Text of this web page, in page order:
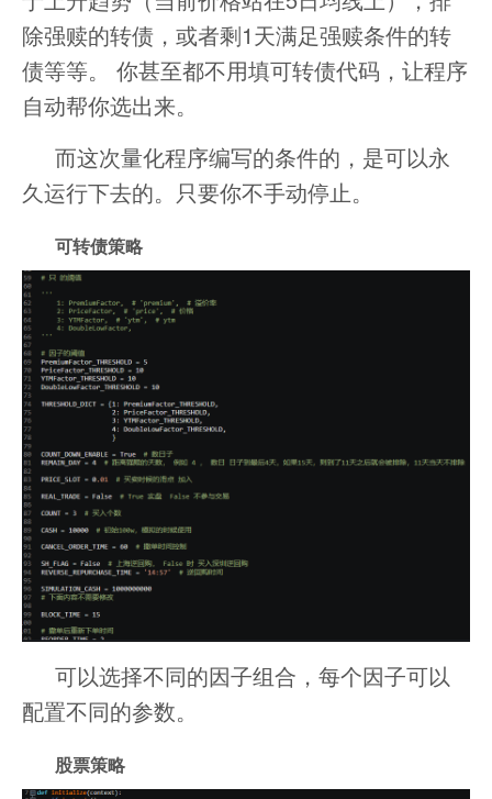
除强赎的转债，或者剩1天满足强赎条件的转
债等等。 你甚至都不用填可转债代码，让程序
自动帮你选出来。
而这次量化程序编写的条件的，是可以永
久运行下去的。只要你不手动停止。
可转债策略
可以选择不同的因子组合，每个因子可以
配置不同的参数。
股票策略